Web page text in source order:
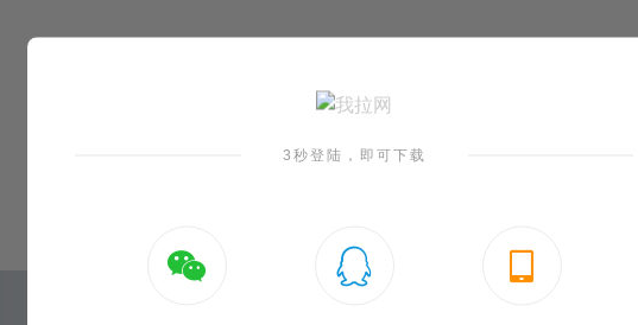
3秒登陆，即可下载
  